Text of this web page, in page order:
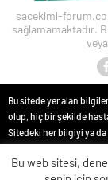
sacekimi-
sağlamamaktadır.
Bu sitede yer alan
olup, hiç bir şekilde
Sitedeki her bilgiyi ya da
danışmalıdırlar. Bu
tedavisinin veya
Bu web sitesi,